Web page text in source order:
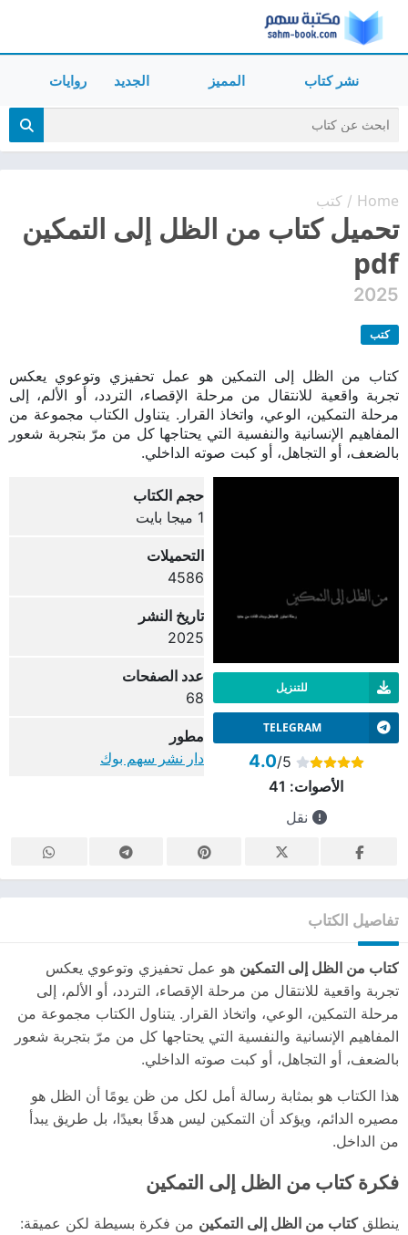
نشر كتاب المميز الجديد روايات
Home
/ كتب
تحميل كتاب من الظل إلى التمكين
pdf
2025
كتب
كتاب من الظل إلى التمكين هو عمل تحفيزي وتوعوي يعكس
تجربة واقعية للانتقال من مرحلة الإقصاء، التردد، أو الألم، إلى
مرحلة التمكين، الوعي، واتخاذ القرار. يتناول الكتاب مجموعة من
المفاهيم الإنسانية والنفسية التي يحتاجها كل من مرّ بتجربة شعور
بالضعف، أو التجاهل، أو كبت صوته الداخلي.
للتنزيل
TELEGRAM
4.0/5
الأصوات: 41
نقل
حجم الكتاب
1 ميجا بايت
التحميلات
4586
تاريخ النشر
2025
عدد الصفحات
68
مطور
دار نشر سهم بوك
تفاصيل الكتاب
كتاب من الظل إلى التمكين هو عمل تحفيزي وتوعوي يعكس
تجربة واقعية للانتقال من مرحلة الإقصاء، التردد، أو الألم، إلى
مرحلة التمكين، الوعي، واتخاذ القرار. يتناول الكتاب مجموعة من
المفاهيم الإنسانية والنفسية التي يحتاجها كل من مرّ بتجربة شعور
بالضعف، أو التجاهل، أو كبت صوته الداخلي.
هذا الكتاب هو بمثابة رسالة أمل لكل من ظن يومًا أن الظل هو
مصيره الدائم، ويؤكد أن التمكين ليس هدفًا بعيدًا، بل طريق يبدأ
من الداخل.
فكرة كتاب من الظل إلى التمكين
ينطلقكتاب من الظل إلى التمكين من فكرة بسيطة لكن عميقة: